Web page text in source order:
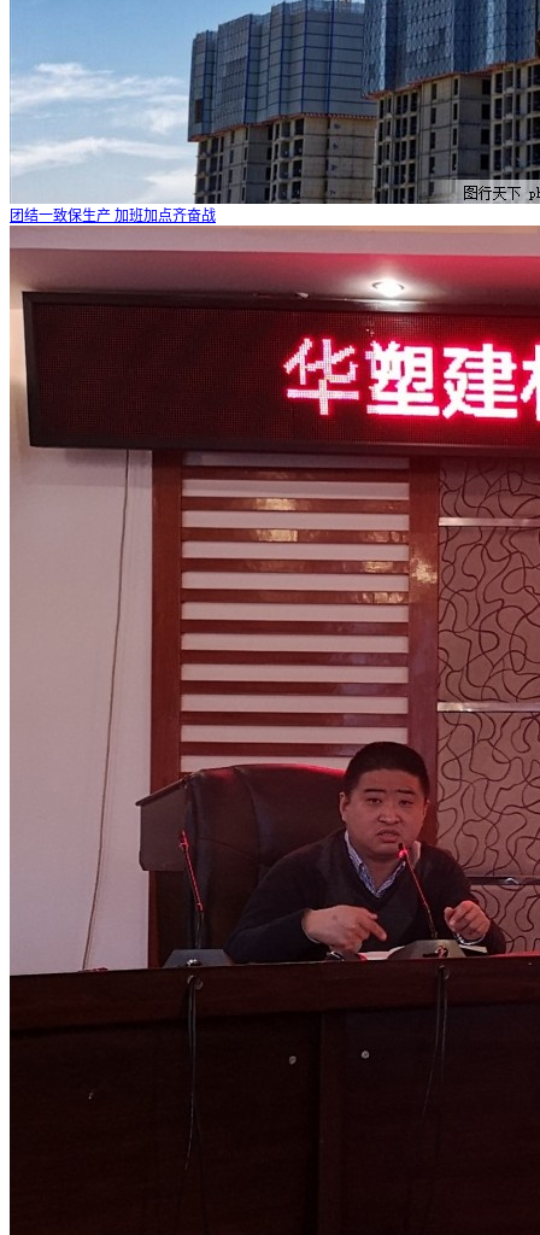
团结一致保生产 加班加点齐奋战